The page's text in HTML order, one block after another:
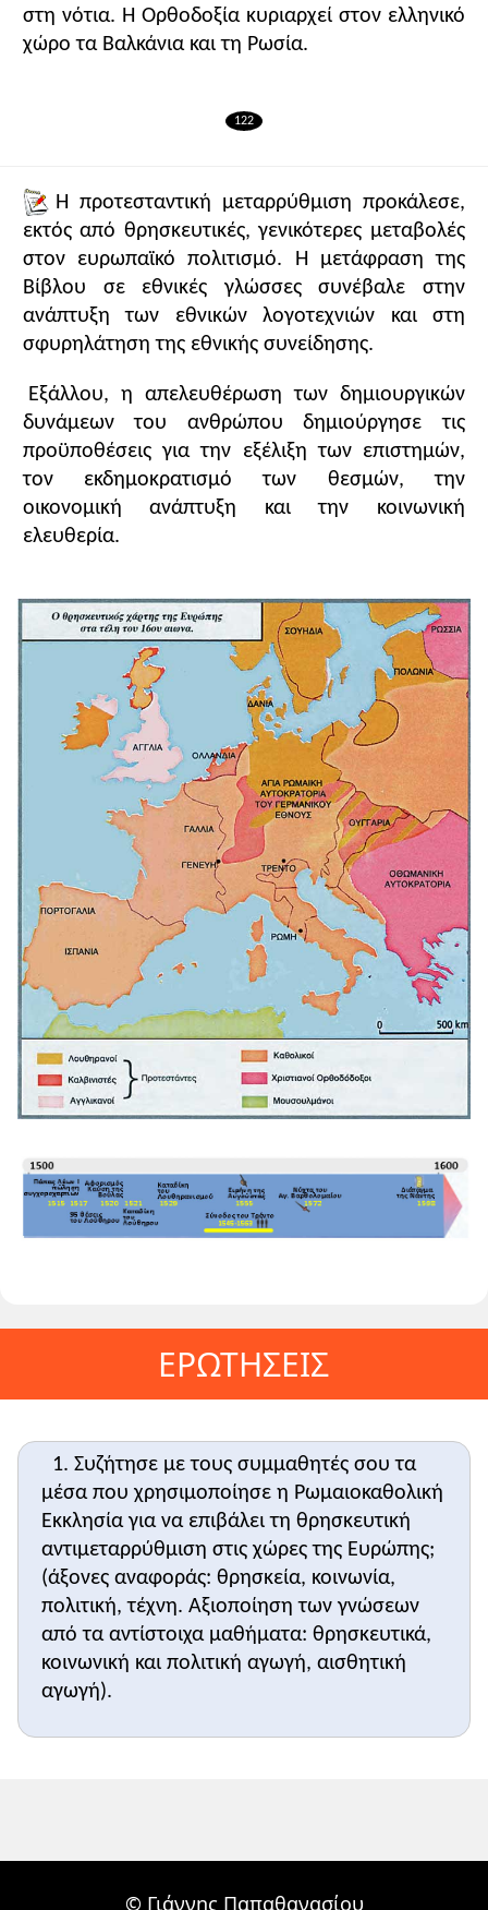
στη νότια. Η Ορθοδοξία κυριαρχεί στον ελληνικό
χώρο τα Βαλκάνια και τη Ρωσία.
122
Η προτεσταντική μεταρρύθμιση προκάλεσε,
εκτός από θρησκευτικές, γενικότερες μεταβολές
στον ευρωπαϊκό πολιτισμό. Η μετάφραση της
Βίβλου σε εθνικές γλώσσες συνέβαλε στην
ανάπτυξη των εθνικών λογοτεχνιών και στη
σφυρηλάτηση της εθνικής συνείδησης.
Εξάλλου, η απελευθέρωση των δημιουργικών
δυνάμεων του ανθρώπου δημιούργησε τις
προϋποθέσεις για την εξέλιξη των επιστημών,
τον εκδημοκρατισμό των θεσμών, την
οικονομική ανάπτυξη και την κοινωνική
ελευθερία.
ΕΡΩΤΗΣΕΙΣ
1. Συζήτησε με τους συμμαθητές σου τα
μέσα που χρησιμοποίησε η Ρωμαιοκαθολική
Εκκλησία για να επιβάλει τη θρησκευτική
αντιμεταρρύθμιση στις χώρες της Ευρώπης;
(άξονες αναφοράς: θρησκεία, κοινωνία,
πολιτική, τέχνη. Αξιοποίηση των γνώσεων
από τα αντίστοιχα μαθήματα: θρησκευτικά,
κοινωνική και πολιτική αγωγή, αισθητική
αγωγή).
© Γιάννης Παπαθανασίου